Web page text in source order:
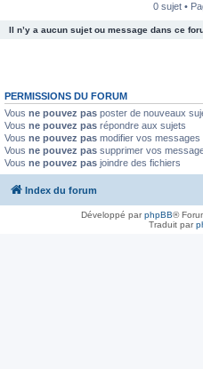
0 sujet •
Il n’y a aucun sujet ou message dans ce
PERMISSIONS DU FORUM
Vous ne pouvez pas poster de nouveaux
Vous ne pouvez pas répondre aux sujets
Vous ne pouvez pas modifier vos messages
Vous ne pouvez pas supprimer vos
Vous ne pouvez pas joindre des fichiers
Index du forum
Développé parphpBB®
Traduit par